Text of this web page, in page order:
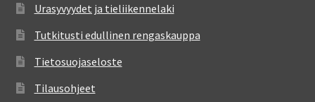
Urasyvyydet ja tieliikennelaki
Tutkitusti edullinen rengaskauppa
Tietosuojaseloste
Tilausohjeet